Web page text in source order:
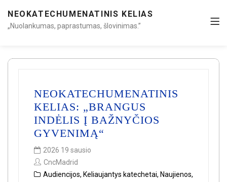
NEOKATECHUMENATINIS KELIAS
„Nuolankumas, paprastumas, šlovinimas.”
NEOKATECHUMENATINIS
KELIAS: „BRANGUS
INDĖLIS Į BAŽNYČIOS
GYVENIMĄ“
2026 19 sausio
CncMadrid
Audiencijos, Keliaujantys katechetai, Naujienos,